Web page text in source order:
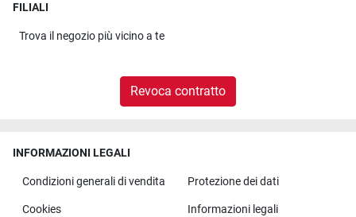
FILIALI
Trova il negozio più vicino a te
Revoca contratto
INFORMAZIONI LEGALI
Condizioni generali di vendita Protezione dei dati
Cookies Informazioni legali